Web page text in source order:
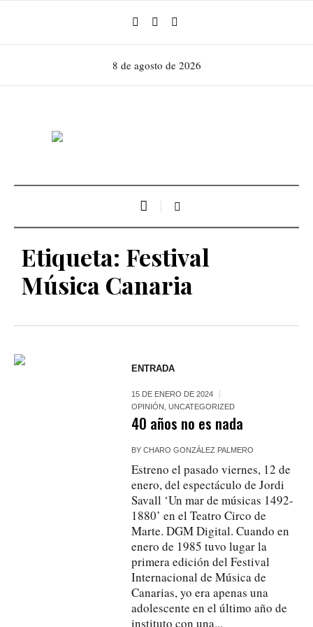
8 de agosto de 2026
Etiqueta: Festival
Música Canaria
ENTRADA
15 DE ENERO DE 2024
OPINIÓN ,UNCATEGORIZED
40 años no es nada
BYCHARO GONZÁLEZ PALMERO
Estreno el pasado viernes, 12 de
enero, del espectáculo de Jordi
Savall ‘Un mar de músicas 1492-
1880’ en el Teatro Circo de
Marte. DGM Digital. Cuando en
enero de 1985 tuvo lugar la
primera edición del Festival
Internacional de Música de
Canarias, yo era apenas una
adolescente en el último año de
instituto con una...